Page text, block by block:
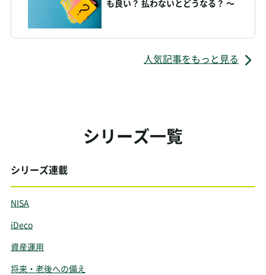
も良い？ 払わないとどうなる？ ～
人気記事をもっと見る
シリーズ一覧
シリーズ連載
NISA
iDeco
資産運用
将来・老後への備え